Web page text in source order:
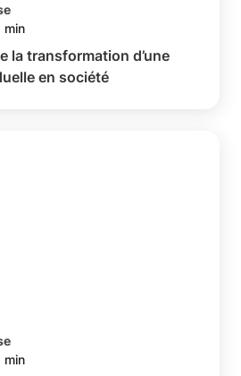
min
la transformation d’une
en société
min